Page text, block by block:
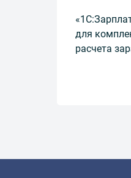
для
расчета